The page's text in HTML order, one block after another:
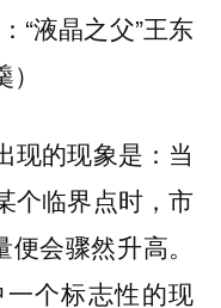
“液晶之父”王东
现的现象是：当
个临界点时，市
会骤然升高。
个标志性的现